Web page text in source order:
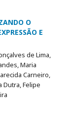
O
E
de Lima,
Maria
Carneiro,
Dutra, Felipe